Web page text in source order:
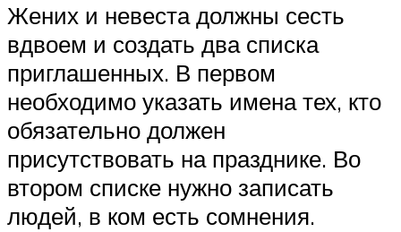
Жених и невеста должны сесть
вдвоем и создать два списка
приглашенных. В первом
необходимо указать имена тех, кто
обязательно должен
присутствовать на празднике. Во
втором списке нужно записать
людей, в ком есть сомнения.